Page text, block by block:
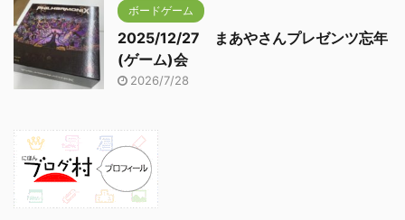
ボードゲーム
2025/12/27 まあやさんプレゼンツ忘年
(ゲーム)会
2026/7/28